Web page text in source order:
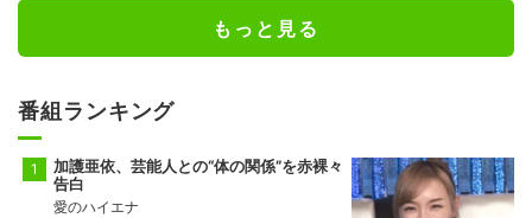
もっと見る
番組ランキング
加護亜依、芸能人との“体の関係”を赤裸々
告白
愛のハイエナ